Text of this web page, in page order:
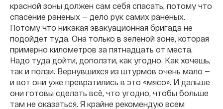
красной зоны должен сам себя спасать, потому что
спасение раненых — дело рук самих раненых.
Потому что никакая эвакуационная бригада не
подойдет туда. Она только в зеленой зоне, которая
примерно километров за пятнадцать от места.
Надо туда дойти, доползти, как угодно. Как хочешь,
так и ползи. Вернувшихся из штурмов очень мало —
и вот они уже превратились в это «мясо». И дальше
они готовы сделать всё, что угодно, чтобы больше
там не оказаться. Я крайне рекомендую всем